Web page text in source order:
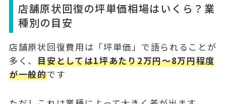
店舗原状回復の坪単価相場はいくら？業
種別の目安
店舗原状回復費用は「坪単価」で語られることが
多く、目安としては1坪あたり2万円〜8万円程度
が一般的です